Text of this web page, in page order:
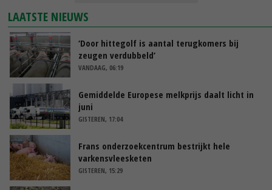
LAATSTE NIEUWS
‘Door hittegolf is aantal terugkomers bij
zeugen verdubbeld’
VANDAAG, 06:19
Gemiddelde Europese melkprijs daalt licht in
juni
GISTEREN, 17:04
Frans onderzoekcentrum bestrijkt hele
varkensvleesketen
GISTEREN, 15:29